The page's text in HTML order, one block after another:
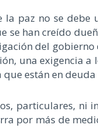
paz no se debe
han creído
del
una exigencia a
están en
particulares, ni
por más de